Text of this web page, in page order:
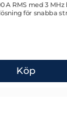
A RMS med 3
för snabba
Köp